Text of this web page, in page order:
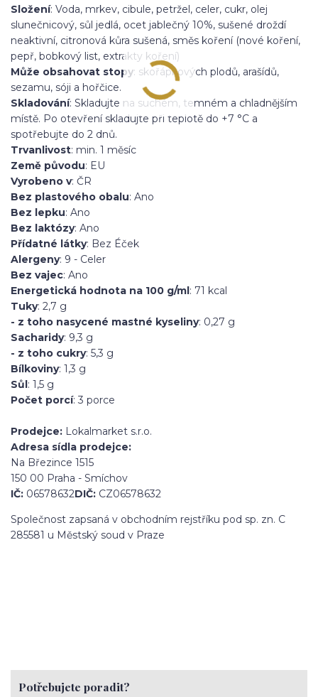
Složení: Voda, mrkev, cibule, petržel, celer, cukr, olej
slunečnicový, sůl jedlá, ocet jablečný 10%, sušené droždí
neaktivní, citronová kůra sušená, směs koření (nové koření,
pepř, bobkový list, extrakty koření)
Může obsahovat stopy: skořápkových plodů, arašídů,
sezamu, sóji a hořčice.
Skladování: Skladujte na suchém, temném a chladnějším
místě. Po otevření skladujte při teplotě do +7 °C a
spotřebujte do 2 dnů.
Trvanlivost: min. 1 měsíc
Země původu: EU
Vyrobeno v: ČR
Bez plastového obalu: Ano
Bez lepku: Ano
Bez laktózy: Ano
Přídatné látky: Bez Éček
Alergeny: 9 - Celer
Bez vajec: Ano
Energetická hodnota na 100 g/ml : 71 kcal
Tuky: 2,7 g
- z toho nasycené mastné kyseliny: 0,27 g
Sacharidy: 9,3 g
- z toho cukry: 5,3 g
Bílkoviny: 1,3 g
Sůl : 1,5 g
Počet porcí: 3 porce
Prodejce: Lokalmarket s.r.o.
Adresa sídla prodejce:
Na Březince 1515
150 00 Praha - Smíchov
IČ: 06578632DIČ: CZ06578632
Společnost zapsaná v obchodním rejstříku pod sp. zn. C
285581 u Městský soud v Praze
Potřebujete poradit?